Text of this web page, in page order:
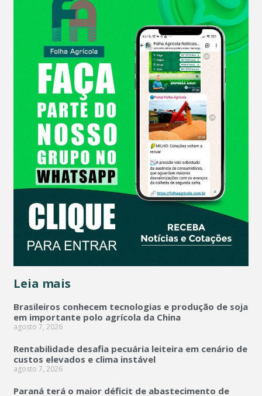
Leia mais
Brasileiros conhecem tecnologias e produção de soja
em importante polo agrícola da China
agosto 7, 2026
Rentabilidade desafia pecuária leiteira em cenário de
custos elevados e clima instável
agosto 7, 2026
Paraná terá o maior déficit de abastecimento de